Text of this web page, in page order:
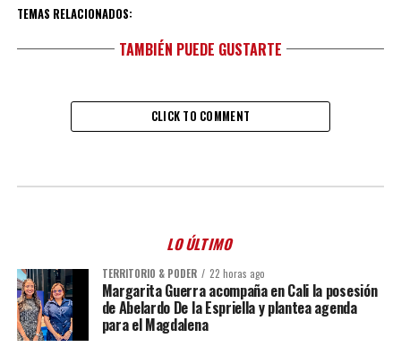
TEMAS RELACIONADOS:
TAMBIÉN PUEDE GUSTARTE
CLICK TO COMMENT
LO ÚLTIMO
TERRITORIO & PODER 22 horas ago
Margarita Guerra acompaña en Cali la posesión
de Abelardo De la Espriella y plantea agenda
para el Magdalena